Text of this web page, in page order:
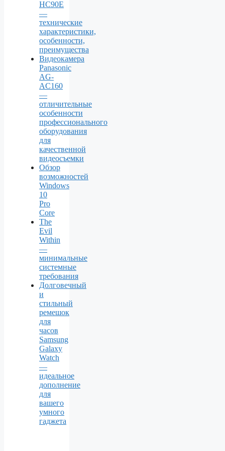
HC90E
—
технические
характеристики,
особенности,
преимущества
Видеокамера
Panasonic
AG-
AC160
—
отличительные
особенности
профессионального
оборудования
для
качественной
видеосъемки
Обзор
возможностей
Windows
10
Pro
Core
The
Evil
Within
—
минимальные
системные
требования
Долговечный
и
стильный
ремешок
для
часов
Samsung
Galaxy
Watch
—
идеальное
дополнение
для
вашего
умного
гаджета